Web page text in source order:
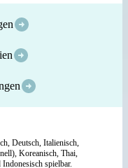
Deutsch, Italienisch,
Koreanisch, Thai,
spielbar.